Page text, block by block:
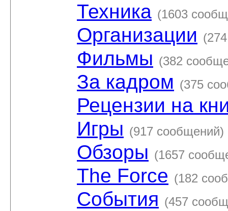
Техника (1603
Организации
Фильмы (382
За кадром (375
Рецензии на
Игры (917 сообщений)
Обзоры (1657
The Force (182
События (457